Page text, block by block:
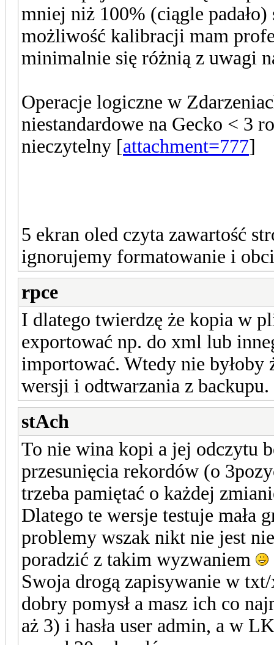
mniej niż 100% (ciągle
możliwość kalibracji mam
minimalnie się różnią z uwagi
Operacje logiczne w
niestandardowe na Gecko < 3
nieczytelny [attachment=777]
5 ekran oled czyta zawartość
ignorujemy formatowanie i
rpce
I dlatego twierdzę że kopia w
exportować np. do xml lub
importować. Wtedy nie
wersji i odtwarzania z backupu.
stAch
To nie wina kopi a jej odczytu
przesunięcia rekordów (o
trzeba pamiętać o każdej
Dlatego te wersje testuje mała
problemy wszak nikt nie jest
poradzić z takim wyzwaniem
Swoja drogą zapisywanie w
dobry pomysł a masz ich co
aż 3) i hasła user admin, a w